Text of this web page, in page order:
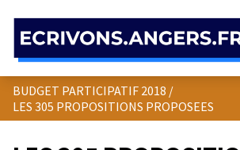
BUDGET PARTICIPATIF 2018 /
LES 305 PROPOSITIONS PROPOSEES